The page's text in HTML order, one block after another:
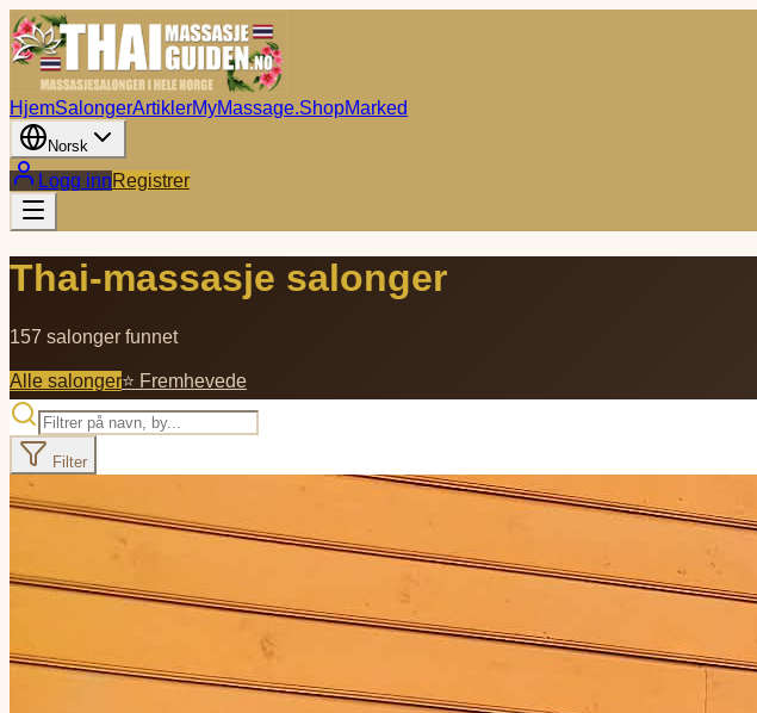
HjemSalongerArtiklerMyMassage.ShopMarked
Norsk
Logg innRegistrer
Thai-massasje salonger
157 salonger funnet
Alle salonger⭐ Fremhevede
Filter